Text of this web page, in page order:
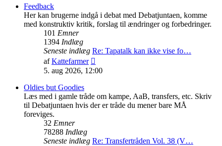
Feedback
Her kan brugerne indgå i debat med Debatjuntaen, komme
med konstruktiv kritik, forslag til ændringer og forbedringer.
101 Emner
1394 Indlæg
Seneste indlæg Re: Tapatalk kan ikke vise fo…
afKattefarmer
det
5. aug 2026, 12:00
Oldies but Goodies
Læs med i gamle tråde om kampe, AaB, transfers, etc. Skriv
til Debatjuntaen hvis der er tråde du mener bare MÅ
foreviges.
32 Emner
78288 Indlæg
Seneste indlæg Re: Transfertråden Vol. 38 (V…